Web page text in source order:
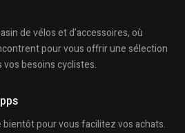
de vélos et d’accessoires, où
pour vous offrir une sélection
besoins cyclistes.
pour vous facilitez vos achats.